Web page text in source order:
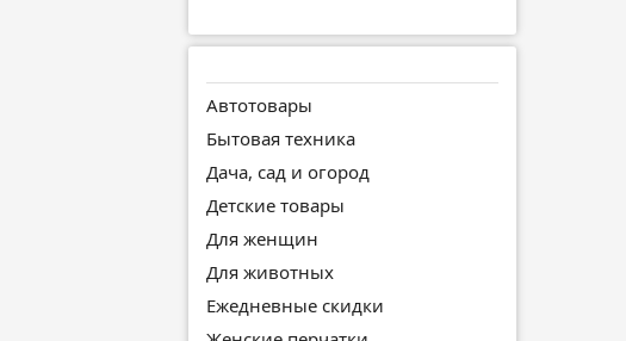
Автотовары
Бытовая техника
Дача, сад и огород
Детские товары
Для женщин
Для животных
Ежедневные скидки